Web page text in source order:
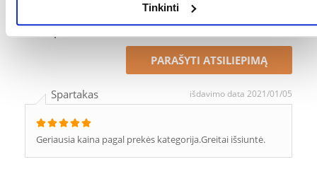
Tinkinti
PARAŠYTI ATSILIEPIMĄ
Spartakas išdavimo data 2021/01/05
Geriausia kaina pagal prekės kategorija.Greitai išsiuntė.